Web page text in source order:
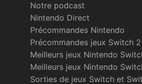
Notre podcast
Nintendo Direct
Précommandes Nintendo
Précommandes jeux Switch 2
Meilleurs jeux Nintendo
Meilleurs jeux Nintendo
Sorties de jeux Switch et